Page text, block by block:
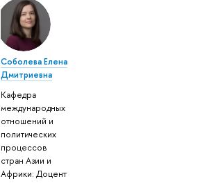
Соболева Елена
Дмитриевна
Кафедра
международных
отношений и
политических
процессов
стран Азии и
Африки: Доцент